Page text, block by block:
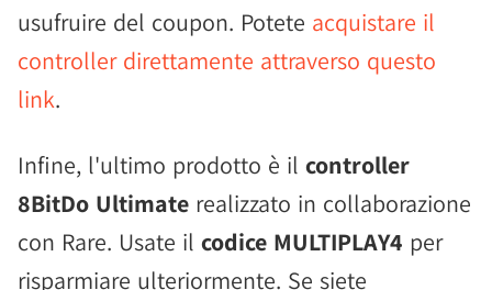
usufruire del coupon. Potete acquistare il
controller direttamente attraverso questo
link.
Infine, l'ultimo prodotto è il controller
8BitDo Ultimate realizzato in collaborazione
con Rare. Usate il codice MULTIPLAY4 per
risparmiare ulteriormente. Se siete